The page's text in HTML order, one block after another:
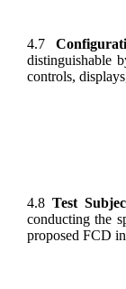
4.7
distinguishable
controls,
4.8Test
conducting the
proposed FCD